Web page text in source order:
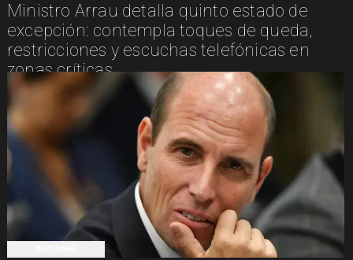
Ministro Arrau detalla quinto estado de
excepción: contempla toques de queda,
restricciones y escuchas telefónicas en
zonas críticas